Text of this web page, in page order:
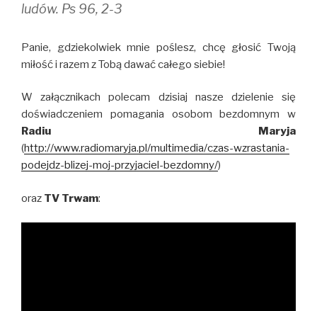
ludów. Ps 96, 2-3
Panie, gdziekolwiek mnie poślesz, chcę głosić Twoją
miłość i razem z Tobą dawać całego siebie!
W załącznikach polecam dzisiaj nasze dzielenie się
doświadczeniem pomagania osobom bezdomnym w
Radiu Maryja
(http://www.radiomaryja.pl/multimedia/czas-wzrastania-
podejdz-blizej-moj-przyjaciel-bezdomny/)
oraz TV Trwam: